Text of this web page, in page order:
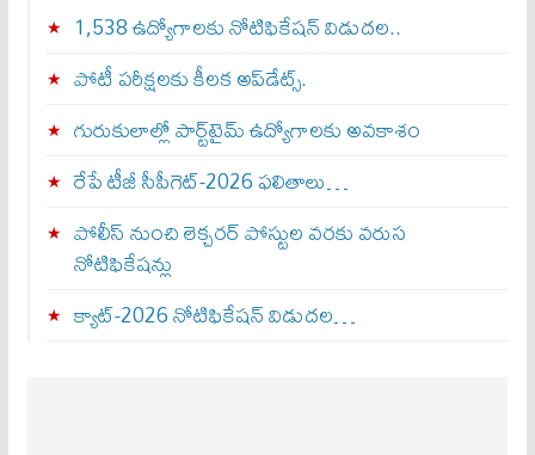
1,538 ఉద్యోగాలకు నోటిఫికేషన్ విడుదల..
పోటీ పరీక్షలకు కీలక అప్‌డేట్స్.
గురుకులాల్లో పార్ట్‌టైమ్ ఉద్యోగాలకు అవకాశం
రేపే టీజీ సీపీగెట్‌-2026 ఫలితాలు…
పోలీస్ నుంచి లెక్చరర్ పోస్టుల వరకు వరుస
నోటిఫికేషన్లు
క్యాట్-2026 నోటిఫికేషన్ విడుదల…